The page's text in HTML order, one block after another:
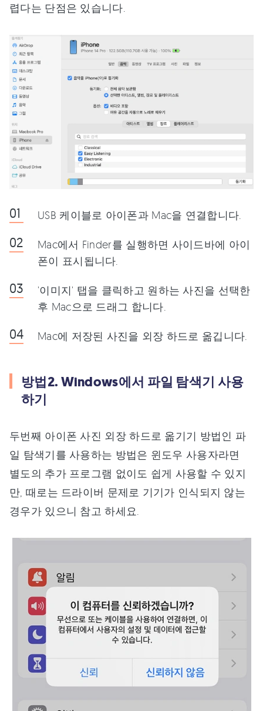
렵다는 단점은 있습니다.
USB 케이블로 아이폰과 Mac을 연결합니다.
Mac에서 Finder를 실행하면 사이드바에 아이
폰이 표시됩니다.
'이미지' 탭을 클릭하고 원하는 사진을 선택한
후 Mac으로 드래그 합니다.
Mac에 저장된 사진을 외장 하드로 옮깁니다.
방법2. Windows에서 파일 탐색기 사용
하기
두번째 아이폰 사진 외장 하드로 옮기기 방법인 파
일 탐색기를 사용하는 방법은 윈도우 사용자라면
별도의 추가 프로그램 없이도 쉽게 사용할 수 있지
만, 때로는 드라이버 문제로 기기가 인식되지 않는
경우가 있으니 참고 하세요.